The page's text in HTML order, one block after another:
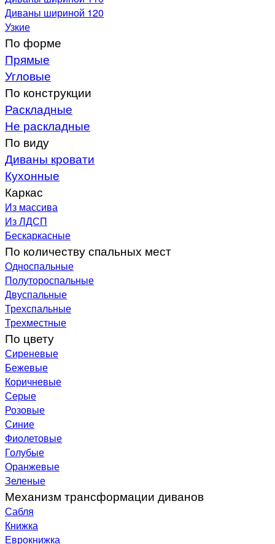
Диваны шириной 120
Узкие
По форме
Прямые
Угловые
По конструкции
Раскладные
Не раскладные
По виду
Диваны кровати
Кухонные
Каркас
Из массива
Из ЛДСП
Бескаркасные
По количеству спальных мест
Односпальные
Полутороспальные
Двуспальные
Трехспальные
Трехместные
По цвету
Сиреневые
Бежевые
Коричневые
Серые
Розовые
Синие
Фиолетовые
Голубые
Оранжевые
Зеленые
Механизм трансформации диванов
Сабля
Книжка
Еврокнижка